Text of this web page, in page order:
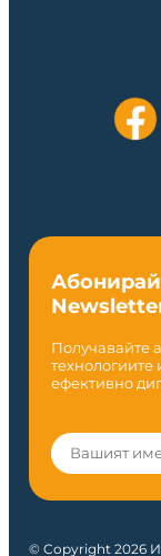
Получавайте
ефективно
© Copyright 2026